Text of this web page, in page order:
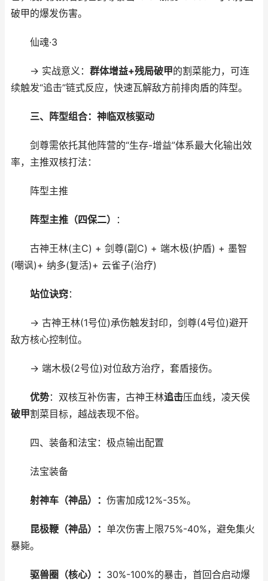
破甲的爆发伤害。
仙魂·3
→ 实战意义： 群体增益+残局破甲的割菜能力，可连
续触发“追击”链式反应，快速瓦解敌方前排肉盾的阵型。
三、阵型组合：神临双核驱动
剑尊需依托其他阵营的“生存-增益”体系最大化输出效
率，主推双核打法：
阵型主推
阵型主推（四保二） ：
古神王林(主C) + 剑尊(副C) + 端木极(护盾) + 墨智
(嘲讽)+ 纳多(复活)+ 云雀子(治疗)
站位诀窍：
→ 古神王林(1号位)承伤触发封印，剑尊(4号位)避开
敌方核心控制位。
→ 端木极(2号位)对位敌方治疗，套盾接伤。
优势：双核互补伤害，古神王林追击压血线，凌天侯
破甲割菜目标，越战表现不俗。
四、装备和法宝：极点输出配置
法宝装备
射神车（神品）： 伤害加成12%-35%。
昆极鞭（神品）： 单次伤害上限75%-40%，避免集火
暴毙。
驱兽圈（核心）： 30%-100%的暴击，首回合启动爆